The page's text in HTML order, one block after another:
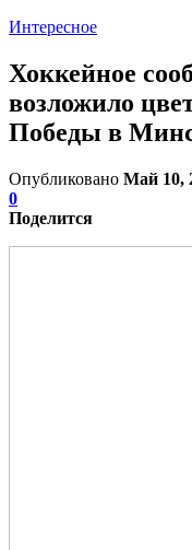
Интересное
Хоккейное
возложило
Победы в
Опубликовано Май 10,
0
Поделится